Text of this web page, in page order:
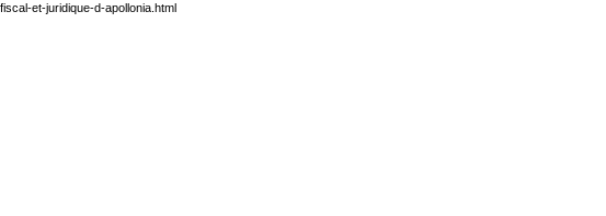
et-juridique-d-apollonia.html